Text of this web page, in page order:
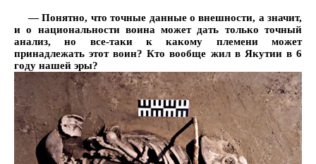
— Понятно, что точные данные о внешности, а значит,
и о национальности воина может дать только точный
анализ, но все-таки к какому племени может
принадлежать этот воин? Кто вообще жил в Якутии в 6
году нашей эры?